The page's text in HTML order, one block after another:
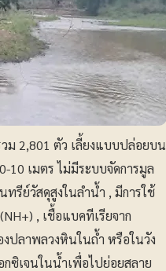
ม 2,801 ตัว เลี้ยงแบบปล่อยบน
10 เมตร ไม่มีระบบจัดการมูล
รีย์วัสดุสูงในลำน้ำ , มีการใช้
, เชื้อแบคทีเรียจาก
ปลาพลวงหินในถ้ำ หรือในวัง
กซิเจนในน้ำเพื่อไปย่อยสลาย